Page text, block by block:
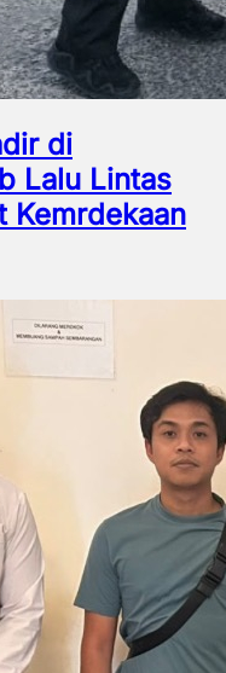
di
Lalu Lintas
Kemrdekaan